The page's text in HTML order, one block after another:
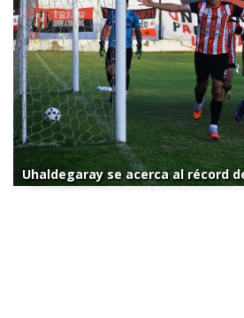
Uhaldegaray se acerca al récord